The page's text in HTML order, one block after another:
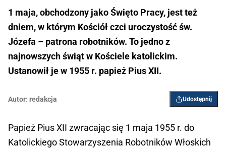
1 maja, obchodzony jako Święto Pracy, jest też
dniem, w którym Kościół czci uroczystość św.
Józefa – patrona robotników. To jedno z
najnowszych świąt w Kościele katolickim.
Ustanowił je w 1955 r. papież Pius XII.
Autor: redakcja Udostępnij
Papież Pius XII zwracając się 1 maja 1955 r. do
Katolickiego Stowarzyszenia Robotników Włoskich